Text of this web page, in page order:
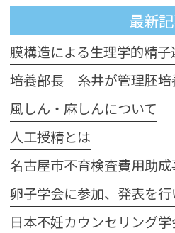
最新
膜構造による生理学的精
風しん・麻しんについて
人工授精とは
名古屋市不育検査費用助
卵子学会に参加、発表を行
日本不妊カウンセリング